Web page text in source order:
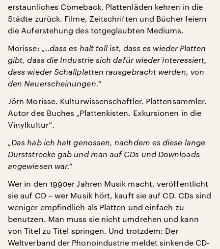
erstaunliches Comeback. Plattenläden kehren in die
Städte zurück. Filme, Zeitschriften und Bücher feiern
die Auferstehung des totgeglaubten Mediums.
Morisse: „..dass es halt toll ist, dass es wieder Platten
gibt, dass die Industrie sich dafür wieder interessiert,
dass wieder Schallplatten rausgebracht werden, von
den Neuerscheinungen.“
Jörn Morisse. Kulturwissenschaftler. Plattensammler.
Autor des Buches „Plattenkisten. Exkursionen in die
Vinylkultur“.
„Das hab ich halt genossen, nachdem es diese lange
Durststrecke gab und man auf CDs und Downloads
angewiesen war.“
Wer in den 1990er Jahren Musik macht, veröffentlicht
sie auf CD – wer Musik hört, kauft sie auf CD. CDs sind
weniger empfindlich als Platten und einfach zu
benutzen. Man muss sie nicht umdrehen und kann
von Titel zu Titel springen. Und trotzdem: Der
Weltverband der Phonoindustrie meldet sinkende CD-